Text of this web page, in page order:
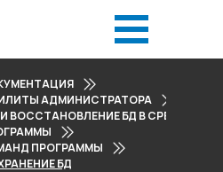
АДМИНИСТРАТОРА
ВОССТАНОВЛЕНИЕ БД В СРЕДЕ ОС
ПРОГРАММЫ
БД